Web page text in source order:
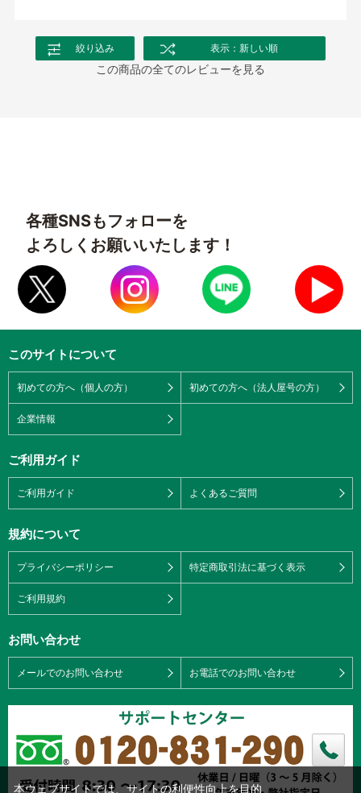
絞り込み 表示：新しい順
この商品の全てのレビューを見る
各種SNSもフォローを
よろしくお願いいたします！
このサイトについて
初めての方へ（個人の方） 初めての方へ（法人屋号の方）
企業情報
ご利用ガイド
ご利用ガイド よくあるご質問
規約について
プライバシーポリシー 特定商取引法に基づく表示
ご利用規約
お問い合わせ
メールでのお問い合わせ お電話でのお問い合わせ
本ウェブサイトでは、サイトの利便性向上を目的